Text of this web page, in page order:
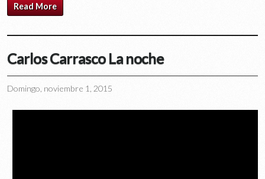
Read More
Carlos Carrasco La noche
Domingo, noviembre 1, 2015